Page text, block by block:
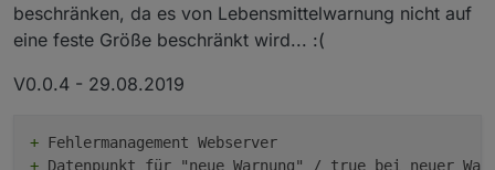
beschränken, da es von Lebensmittelwarnung nicht auf
eine feste Größe beschränkt wird... :(
V0.0.4 - 29.08.2019
+
+